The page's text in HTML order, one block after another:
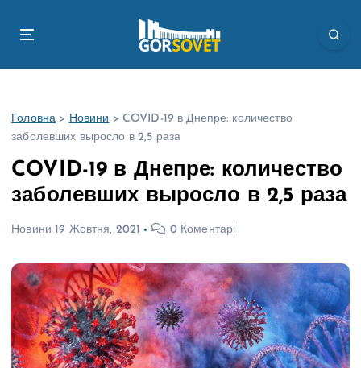
Головна > Новини > COVID-19 в Днепре: количество
заболевших выросло в 2,5 раза
COVID-19 в Днепре: количество
заболевших выросло в 2,5 раза
Новини 19 Жовтня, 2021 0 Коментарі